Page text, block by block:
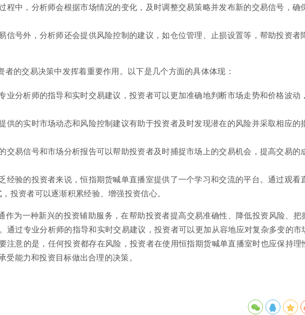
程中，分析师会根据市场情况的变化，及时调整交易策略并发布新的交易信号，确
信号外，分析师还会提供风险控制的建议，如仓位管理、止损设置等，帮助投资者
者的交易决策中发挥着重要作用。以下是几个方面的具体体现：
业分析师的指导和实时交易建议，投资者可以更加准确地判断市场走势和价格波动
供的实时市场动态和风险控制建议有助于投资者及时发现潜在的风险并采取相应的
交易信号和市场分析报告可以帮助投资者及时捕捉市场上的交易机会，提高交易的
经验的投资者来说，恒指期货喊单直播室提供了一个学习和交流的平台。通过观看
投资者可以逐渐积累经验、增强投资信心。
作为一种新兴的投资辅助服务，在帮助投资者提高交易准确性、降低投资风险、把
通过专业分析师的指导和实时交易建议，投资者可以更加从容地应对复杂多变的市
注意的是，任何投资都存在风险，投资者在使用恒指期货喊单直播室时也应保持理
能力和投资目标做出合理的决策。